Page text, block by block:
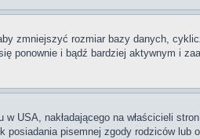
zmniejszyć rozmiar bazy danych,
ponownie i bądź bardziej aktywnym i
USA, nakładającego na właścicieli
pisemnej zgody rodziców lub